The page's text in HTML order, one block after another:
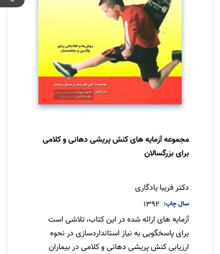
مجموعه آزمایه های کنش پریشی دهانی و کلامی
برای بزرگسالان
دکتر فریبا یادگاری
سال چاپ
1392
آزمایه های ارائه شده در این کتاب، تلاشی است
برای پاسخگویی به نیاز استانداردسازی در نحوه
ارزیابی کنش پریشی دهانی و کلامی در بیماران